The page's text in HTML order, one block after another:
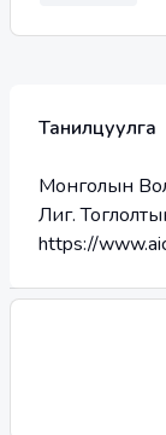
Танилцуулга
Монголын
Лиг.
https://